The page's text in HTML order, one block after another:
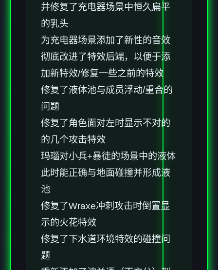
并修复了充电器场景中恒久扁平
的乳头
为充电器场景添加了新性的音效
彻底改进了特效后端，以便于添
加新特效/修复一些之前的特效
修复了液体池与成员浮动/重合的
问题
修复了角色面对左时显示不对的
的几个攻击特效
玛瑙对小兵+暴徒的场景中的液体
此时能正确与地面碰撞并形成液
池
修复了Wraxe冲刺攻击时倒置显
示的火花特效
修复了下水道环境特效的碰撞问
题